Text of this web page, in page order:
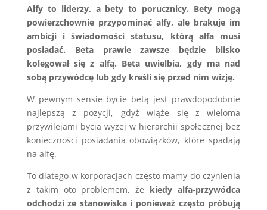
Alfy to liderzy, a bety to porucznicy. Bety mogą
powierzchownie przypominać alfy, ale brakuje im
ambicji i świadomości statusu, którą alfa musi
posiadać. Beta prawie zawsze będzie blisko
kolegował się z alfą. Beta uwielbia, gdy ma nad
sobą przywódcę lub gdy kreśli się przed nim wizję.
W pewnym sensie bycie betą jest prawdopodobnie
najlepszą z pozycji, gdyż wiąże się z wieloma
przywilejami bycia wyżej w hierarchii społecznej bez
konieczności posiadania obowiązków, które spadają
na alfę.
To dlatego w korporacjach często mamy do czynienia
z takim oto problemem, że kiedy alfa-przywódca
odchodzi ze stanowiska i ponieważ często próbują